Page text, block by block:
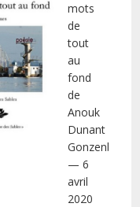
mots
de
tout
au
fond
de
Anouk
Dunant
Gonzenbach
— 6
avril
2020